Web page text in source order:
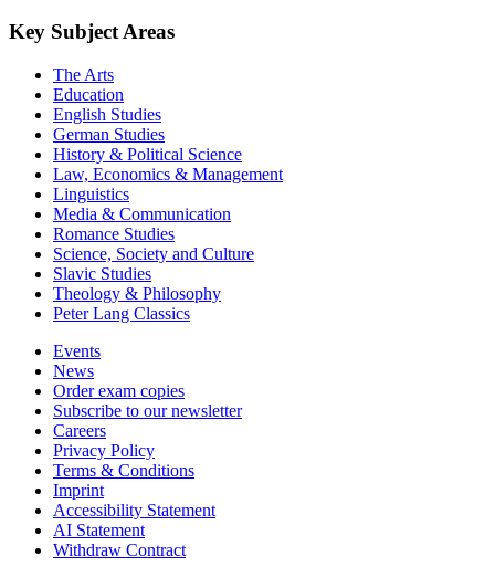
Key Subject Areas
The Arts
Education
English Studies
German Studies
History & Political Science
Law, Economics & Management
Linguistics
Media & Communication
Romance Studies
Science, Society and Culture
Slavic Studies
Theology & Philosophy
Peter Lang Classics
Events
News
Order exam copies
Subscribe to our newsletter
Careers
Privacy Policy
Terms & Conditions
Imprint
Accessibility Statement
AI Statement
Withdraw Contract